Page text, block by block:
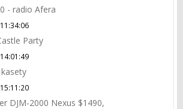
- radio Afera
Party
DJM-2000 Nexus $1490,